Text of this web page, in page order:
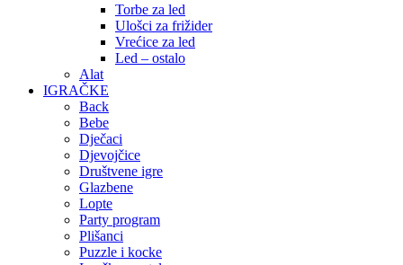
Torbe za led
Ulošci za frižider
Vrećice za led
Led – ostalo
Alat
IGRAČKE
Back
Bebe
Dječaci
Djevojčice
Društvene igre
Glazbene
Lopte
Party program
Plišanci
Puzzle i kocke